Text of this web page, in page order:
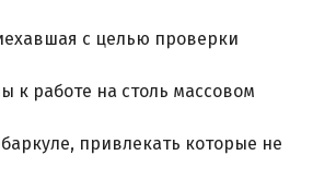
с целью проверки
к работе на столь массовом
привлекать которые не